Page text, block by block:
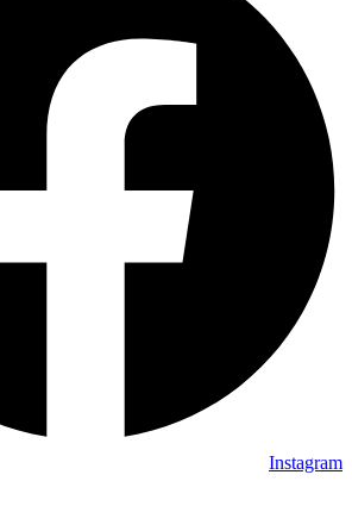
Instagram